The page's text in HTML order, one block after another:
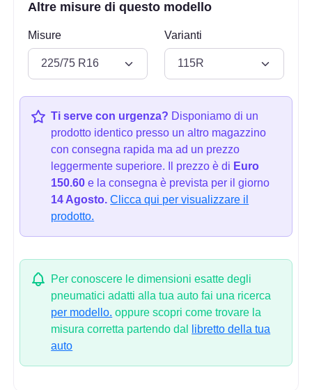
Altre misure di questo modello
Misure Varianti
Ti serve con urgenza? Disponiamo di un
prodotto identico presso un altro magazzino
con consegna rapida ma ad un prezzo
leggermente superiore. Il prezzo è di Euro
150.60 e la consegna è prevista per il giorno
14 Agosto. Clicca qui per visualizzare il
prodotto.
Per conoscere le dimensioni esatte degli
pneumatici adatti alla tua auto fai una ricerca
per modello. oppure scopri come trovare la
misura corretta partendo dal
libretto della tua
auto